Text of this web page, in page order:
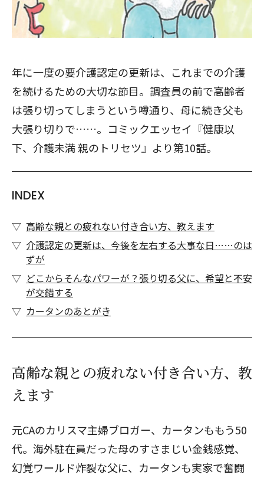
年に一度の要介護認定の更新は、これまでの介護
を続けるための大切な節目。調査員の前で高齢者
は張り切ってしまうという噂通り、母に続き父も
大張り切りで……。コミックエッセイ『健康以
下、介護未満 親のトリセツ』より第10話。
INDEX
高齢な親との疲れない付き合い方、教えます
介護認定の更新は、今後を左右する大事な日……のは
ずが
どこからそんなパワーが？張り切る父に、希望と不安
が交錯する
カータンのあとがき
高齢な親との疲れない付き合い方、教
えます
元CAのカリスマ主婦ブロガー、カータンももう50
代。海外駐在員だった母のすさまじい金銭感覚、
幻覚ワールド炸裂な父に、カータンも実家で奮闘